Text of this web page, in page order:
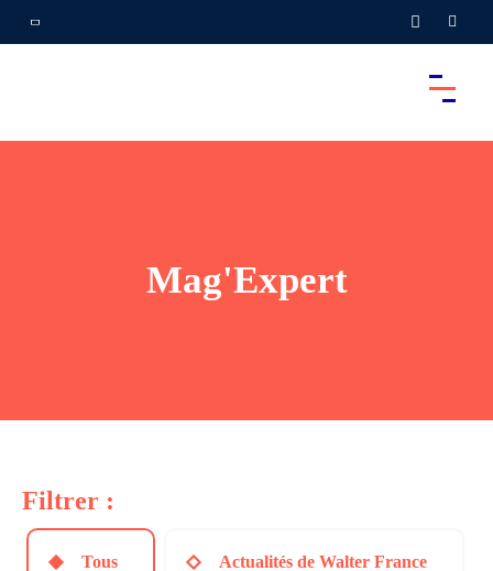
Mag'Expert
Filtrer :
Tous Actualités de Walter France